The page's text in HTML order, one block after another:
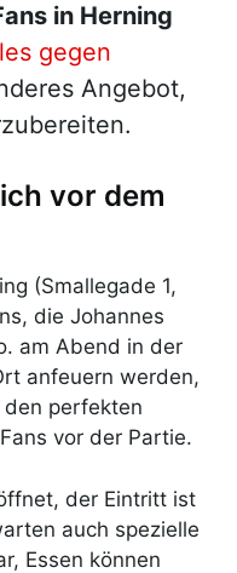
in Herning
gegen
Angebot,
vor dem
(Smallegade 1,
die Johannes
am Abend in der
anfeuern werden,
perfekten
vor der Partie.
der Eintritt ist
auch spezielle
Essen können